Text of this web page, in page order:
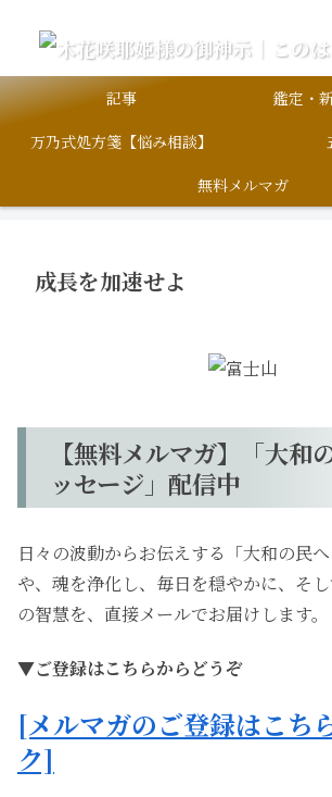
記事
鑑定・
万乃式処方箋【悩み相談】
無料メルマガ
成長を加速せよ
【無料メルマガ】「大和
ッセージ」配信中
日々の波動からお伝えする「大和の民へ
や、魂を浄化し、毎日を穏やかに、そ
の智慧を、直接メールでお届けします。
▼ご登録はこちらからどうぞ
[メルマガのご登録はこち
ク]